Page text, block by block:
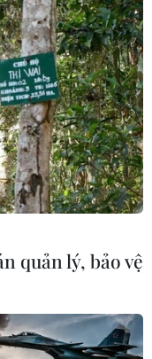
quản lý, bảo vệ